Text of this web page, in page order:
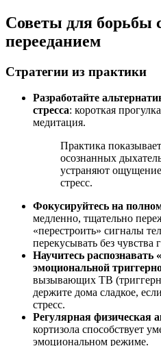
Советы для борьбы
перееданием
Стратегии из практики
Разработайте
стресса: короткая
медитация.
Практика
осознанных
устраняют ощущение
стресс.
Фокусируйтесь на
медленно, тщательно
«перестроить» сигналы
перекусывать без чувства
Научитесь распознавать
эмоциональной
вызывающих ТВ
держите дома сладкое,
стресс.
Регулярная физическая
кортизола способствует
эмоциональном режиме.